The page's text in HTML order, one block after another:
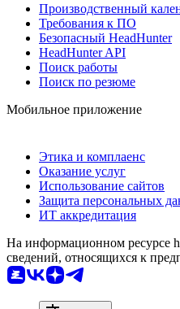
Производственный
Требования к ПО
Безопасный HeadHunter
HeadHunter API
Поиск работы
Поиск по резюме
Мобильное приложение
Этика и комплаенс
Оказание услуг
Использование сайтов
Защита персональных
ИТ аккредитация
На информационном ресурсе
сведений, относящихся к